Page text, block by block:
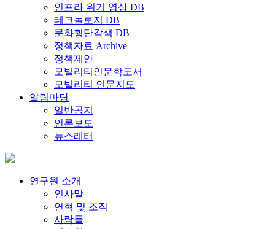
인프라 위기 영상 DB
테크놀로지 DB
문화횡단각색 DB
정책자료 Archive
정책제안
모빌리티인문학도서
모빌리티 인문지도
알림마당
일반공지
언론보도
뉴스레터
연구원 소개
인사말
연혁 및 조직
사람들